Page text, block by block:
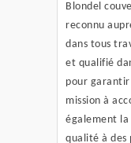
Blondel
reconnu
dans tous
et qualifié
pour garantir
mission à
également
qualité à des